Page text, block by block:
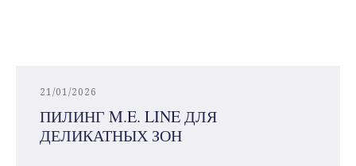
21/01/2026
ПИЛИНГ M.E. LINE ДЛЯ
ДЕЛИКАТНЫХ ЗОН